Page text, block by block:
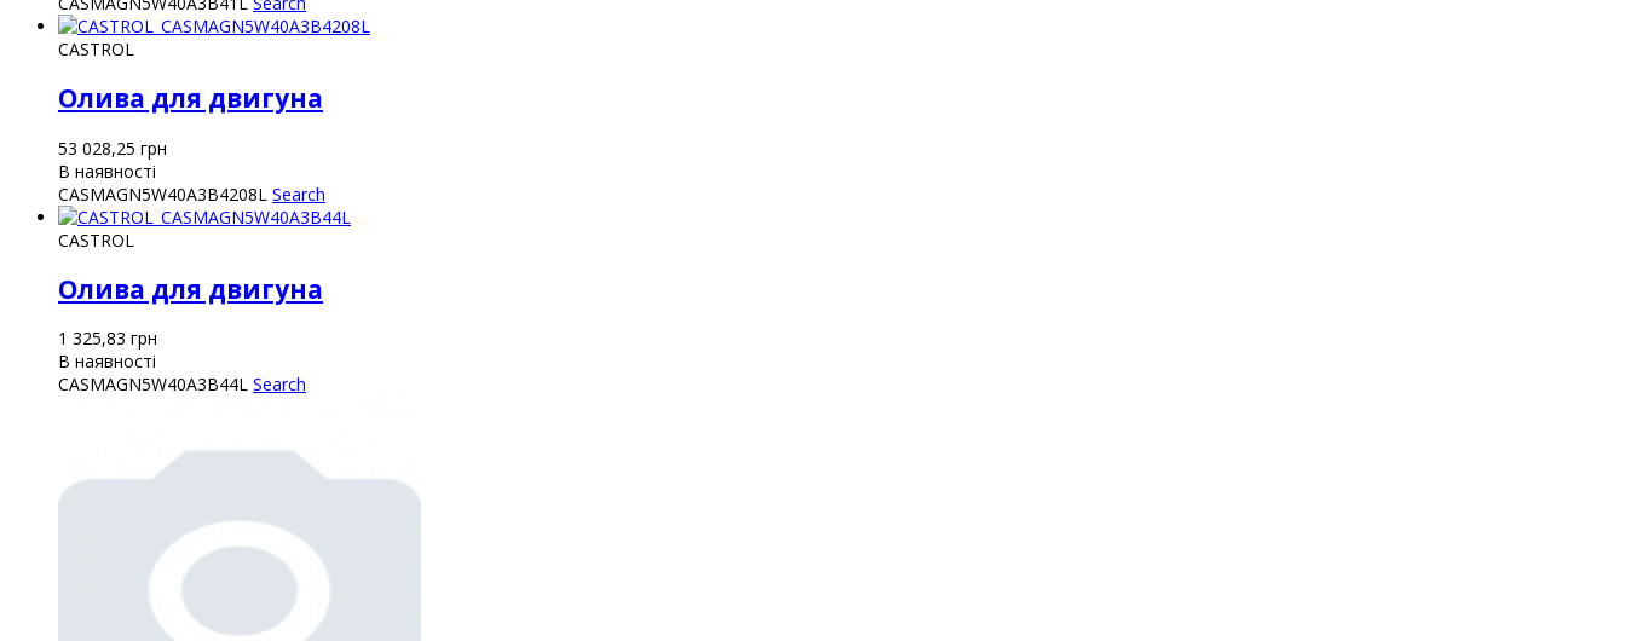
CASTROL
Олива для двигуна
53 028,25 грн
В наявності
CASMAGN5W40A3B4208L Search
CASTROL
Олива для двигуна
1 325,83 грн
В наявності
CASMAGN5W40A3B44L Search